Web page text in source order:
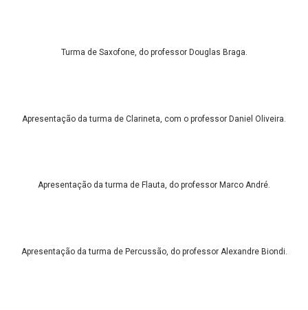
Turma de Saxofone, do professor Douglas Braga.
Apresentação da turma de Clarineta, com o professor Daniel Oliveira.
Apresentação da turma de Flauta, do professor Marco André.
Apresentação da turma de Percussão, do professor Alexandre Biondi.